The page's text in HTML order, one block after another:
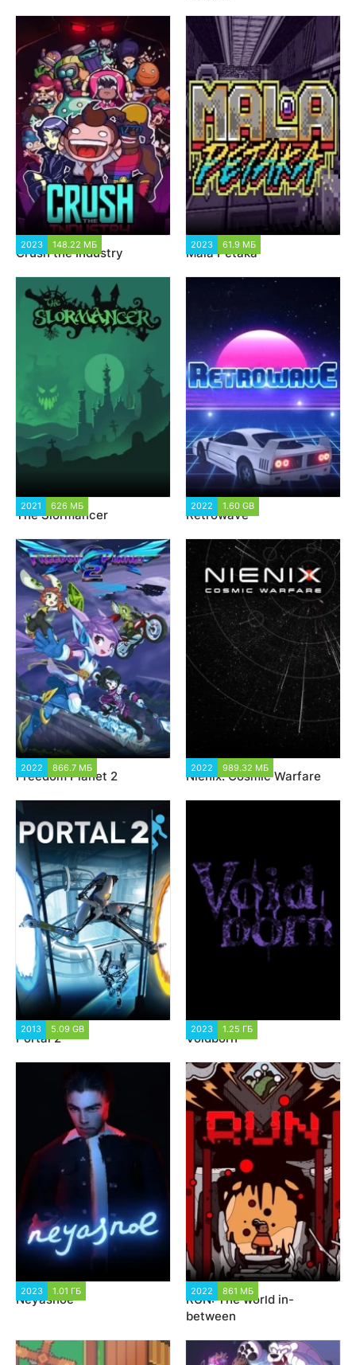
2023 148.22 МБ
Crush the Industry
2023 61.9 МБ
Mala Petaka
2021 626 МБ
The Slormancer
2022 1.60 GB
Retrowave
2022 866.7 МБ
Freedom Planet 2
2022 989.32 МБ
Nienix: Cosmic Warfare
2013 5.09 GB
Portal 2
2023 1.25 ГБ
Voidborn
2023 1.01 ГБ
Neyasnoe
2022 861 МБ
RUN: The world in-
between